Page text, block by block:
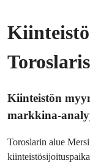
Kiinteistön
markkina-
Toroslarin alue